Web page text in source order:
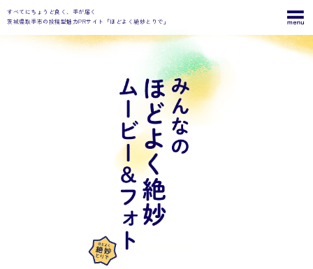
すべてにちょうど良く、手が届く
茨城県取手市の投稿型魅力PRサイト「ほどよく絶妙とりで」